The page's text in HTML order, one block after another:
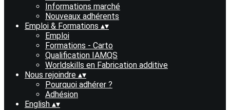
Informations marché
Nouveaux adhérents
Emploi & Formations ▴▾
Emploi
Formations - Carto
Qualification IAMQS
Worldskills en Fabrication additive
Nous rejoindre ▴▾
Pourquoi adhérer ?
Adhésion
English ▴▾